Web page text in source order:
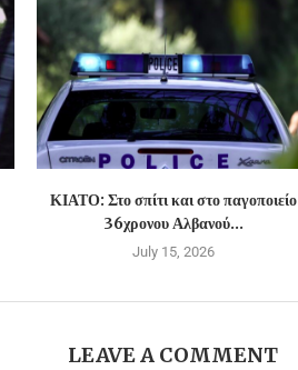
ΚΙΑΤΟ: Στο σπίτι και στο παγοποιείο
36χρονου Αλβανού...
July 15, 2026
LEAVE A COMMENT